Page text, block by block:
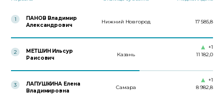
1
ПАНОВ Владимир
Александрович
Нижний Новгород 17 585,8
2
МЕТШИН Ильсур
Раисович
Казань 11 182,0
+1
3
ЛАПУШКИНА Елена
Владимировна
Самара 8 982,8
+1